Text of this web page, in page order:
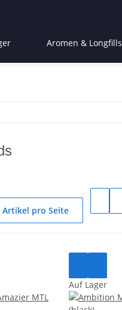
Aromen & Longfills
Artikel pro Seite
Auf Lager